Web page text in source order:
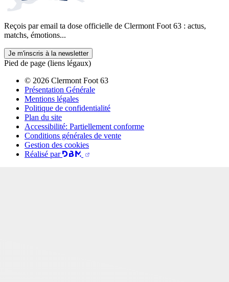
Reçois par email ta dose officielle de Clermont Foot 63 : actus,
matchs, émotions...
Je m'inscris à la newsletter
Pied de page (liens légaux)
© 2026 Clermont Foot 63
Présentation Générale
Mentions légales
Politique de confidentialité
Plan du site
Accessibilité: Partiellement conforme
Conditions générales de vente
Gestion des cookies
Réalisé par